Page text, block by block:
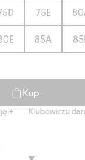
75E
85A
Kup
Klubowiczu